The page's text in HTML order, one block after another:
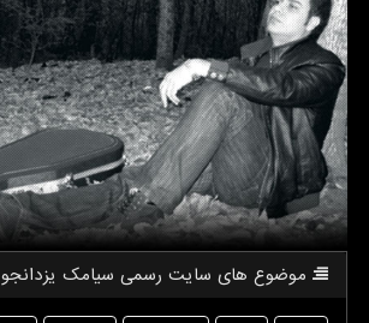
موضوع های سایت رسمی سیامك یزدانجو